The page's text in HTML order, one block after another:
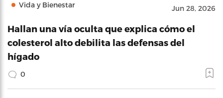
Vida y Bienestar Jun 28, 2026
Hallan una vía oculta que explica cómo el
colesterol alto debilita las defensas del
hígado
0